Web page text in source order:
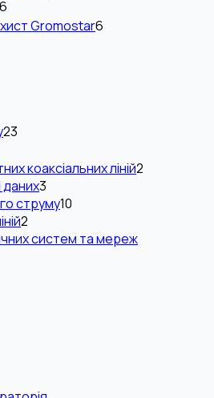
Gromostar6
23
коаксіальних ліній2
даних3
струму10
2
систем та мереж